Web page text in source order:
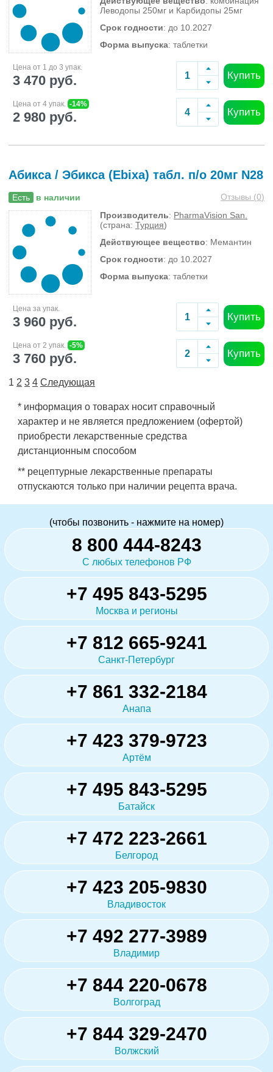
Леводопы 250мг и Карбидопы 25мг
Срок годности: до 10.2027
Форма выпуска: таблетки
Цена от 1 до 3 упак.
3 470 руб. Купить
Цена от 4 упак. -14%
2 980 руб. Купить
Абикса / Эбикса (Ebixa) табл. п/о 20мг N28
Есть в наличии Отзывы (0)
Производитель: PharmaVision San.
(страна: Турция)
Действующее вещество: Мемантин
Срок годности: до 10.2027
Форма выпуска: таблетки
Цена за упак.
3 960 руб. Купить
Цена от 2 упак. -5%
3 760 руб. Купить
1 2 3 4 Следующая
* информация о товарах носит справочный
характер и не является предложением (офертой)
приобрести лекарственные средства
дистанционным способом
** рецептурные лекарственные препараты
отпускаются только при наличии рецепта врача.
(чтобы позвонить - нажмите на номер)
8 800 444-8243
С любых телефонов РФ
+7 495 843-5295
Москва и регионы
+7 812 665-9241
Санкт-Петербург
+7 861 332-2184
Анапа
+7 423 379-9723
Артём
+7 495 843-5295
Батайск
+7 472 223-2661
Белгород
+7 423 205-9830
Владивосток
+7 492 277-3989
Владимир
+7 844 220-0678
Волгоград
+7 844 329-2470
Волжский